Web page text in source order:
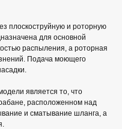
плоскоструйную и роторную
для основной
распыления, а роторная
Подача моющего
является то, что
расположенном над
и сматывание шланга, а